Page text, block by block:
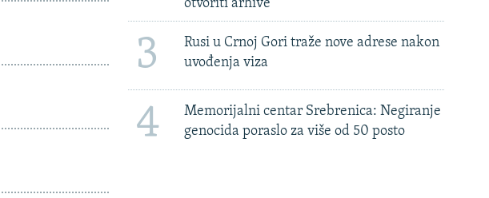
otvoriti arhive
3
Rusi u Crnoj Gori traže nove adrese nakon
uvođenja viza
4
Memorijalni centar Srebrenica: Negiranje
genocida poraslo za više od 50 posto